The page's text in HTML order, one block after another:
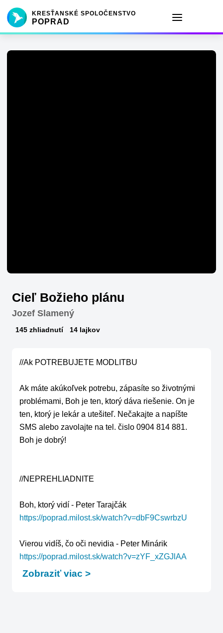
KRESŤANSKÉ SPOLOČENSTVO
POPRAD
Cieľ Božieho plánu
Jozef Slamený
145 zhliadnutí 14 lajkov
//Ak POTREBUJETE MODLITBU
Ak máte akúkoľvek potrebu, zápasíte so životnými
problémami, Boh je ten, ktorý dáva riešenie. On je
ten, ktorý je lekár a utešiteľ. Nečakajte a napíšte
SMS alebo zavolajte na tel. čislo 0904 814 881.
Boh je dobrý!
//NEPREHLIADNITE
https://poprad.milost.sk/watch?v=dbF9CswrbzU
https://poprad.milost.sk/watch?v=zYF_xZGJlAA
Zobraziť viac